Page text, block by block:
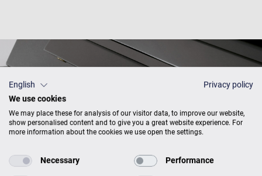
English
Privacy policy
We use cookies
We may place these for analysis of our visitor data, to improve our website,
show personalised content and to give you a great website experience. For
more information about the cookies we use open the settings.
Necessary Performance